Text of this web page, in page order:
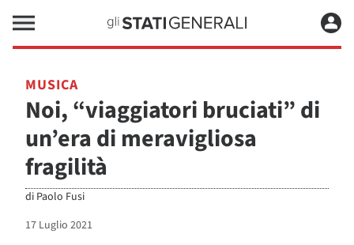
MUSICA
Noi, “viaggiatori bruciati” di
un’era di meravigliosa
fragilità
di Paolo Fusi
17 Luglio 2021